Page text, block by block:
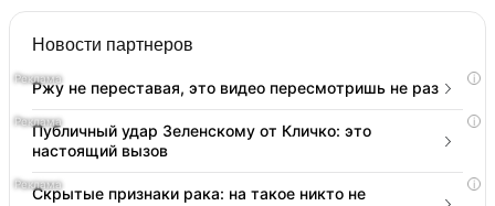
Новости партнеров
i
Ржу не переставая, это видео пересмотришь не раз
i
Публичный удар Зеленскому от Кличко: это
настоящий вызов
i
Скрытые признаки рака: на такое никто не